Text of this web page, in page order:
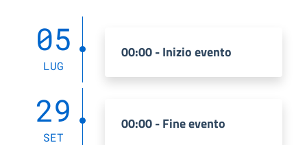
05
LUG
00:00 - Inizio evento
29
SET
00:00 - Fine evento